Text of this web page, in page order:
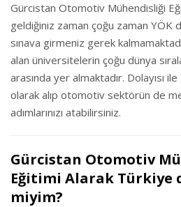
Gürcistan Otomotiv Mühendisliği
geldiğiniz zaman çoğu zaman YÖK
sınava girmeniz gerek
alan üniversitelerin çoğu dünya
arasında yer almaktadır. Dolayısı
olarak alıp otomotiv sektörün de
adımlarınızı atabilirsiniz.
Gürcistan Otomotiv
Eğitimi Alarak Türkiye
miyim?